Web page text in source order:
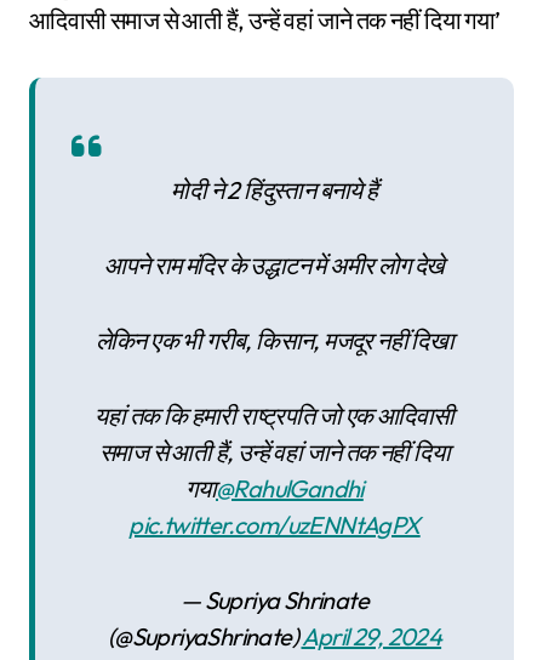
आदिवासी समाज से आती हैं, उन्हें वहां जाने तक नहीं दिया गया’
मोदी ने 2 हिंदुस्तान बनाये हैं
आपने राम मंदिर के उद्धाटन में अमीर लोग देखे
लेकिन एक भी गरीब, किसान, मजदूर नहीं दिखा
यहां तक कि हमारी राष्ट्रपति जो एक आदिवासी
समाज से आती हैं, उन्हें वहां जाने तक नहीं दिया
गया@RahulGandhi
pic.twitter.com/uzENNtAgPX
— Supriya Shrinate
(@SupriyaShrinate)April 29, 2024